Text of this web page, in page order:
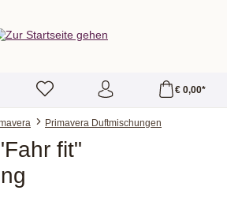
€ 0,00*
Primavera Duftmischungen
fit"